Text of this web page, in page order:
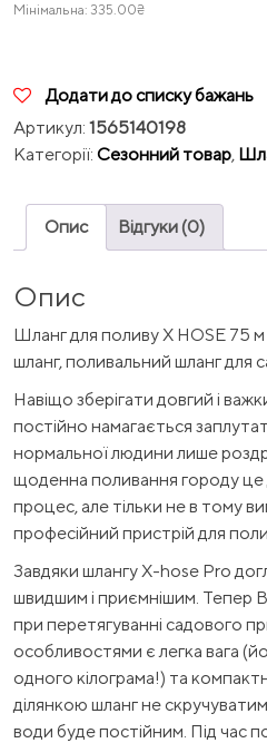
Мінімальна: 335.00₴
Додати до списку бажань
Артикул: 1565140198
Категорії: Сезонний товар,
Опис Відгуки (0)
Опис
Шланг для поливу X HOSE 75
шланг, поливальний шланг для
Навіщо зберігати довгий і
постійно намагається
нормальної людини лише
щоденна поливання городу
процес, але тільки не в тому
професійний пристрій для
Завдяки шлангу X-hose Pro
швидшим і приємнішим. Тепер
при перетягуванні садового
особливостями є легка вага
одного кілограма!) та
ділянкою шланг не
води буде постійним. Під час